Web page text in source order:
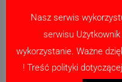
Zapamiętaj moje
podczas pisania
Nasz serwis
serwisu
wykorzystanie. Ważne
! Treść polityki